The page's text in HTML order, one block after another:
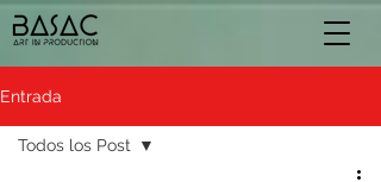
Entrada
Todos los Post